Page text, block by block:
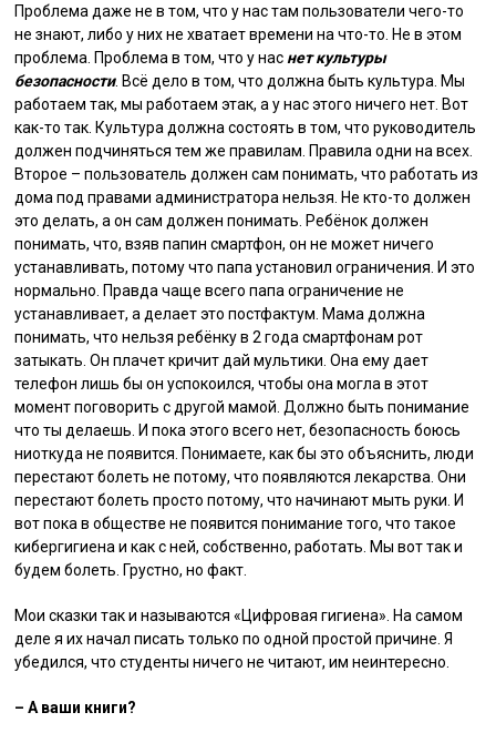
Проблема даже не в том, что у нас там пользователи чего-то
не знают, либо у них не хватает времени на что-то. Не в этом
проблема. Проблема в том, что у нас нет культуры
безопасности. Всё дело в том, что должна быть культура. Мы
работаем так, мы работаем этак, а у нас этого ничего нет. Вот
как-то так. Культура должна состоять в том, что руководитель
должен подчиняться тем же правилам. Правила одни на всех.
Второе – пользователь должен сам понимать, что работать из
дома под правами администратора нельзя. Не кто-то должен
это делать, а он сам должен понимать. Ребёнок должен
понимать, что, взяв папин смартфон, он не может ничего
устанавливать, потому что папа установил ограничения. И это
нормально. Правда чаще всего папа ограничение не
устанавливает, а делает это постфактум. Мама должна
понимать, что нельзя ребёнку в 2 года смартфонам рот
затыкать. Он плачет кричит дай мультики. Она ему дает
телефон лишь бы он успокоился, чтобы она могла в этот
момент поговорить с другой мамой. Должно быть понимание
что ты делаешь. И пока этого всего нет, безопасность боюсь
ниоткуда не появится. Понимаете, как бы это объяснить, люди
перестают болеть не потому, что появляются лекарства. Они
перестают болеть просто потому, что начинают мыть руки. И
вот пока в обществе не появится понимание того, что такое
кибергигиена и как с ней, собственно, работать. Мы вот так и
будем болеть. Грустно, но факт.
Мои сказки так и называются «Цифровая гигиена». На самом
деле я их начал писать только по одной простой причине. Я
убедился, что студенты ничего не читают, им неинтересно.
– А ваши книги?